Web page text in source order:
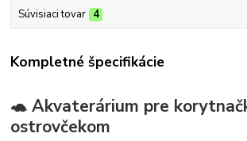
Súvisiaci tovar 4
Kompletné špecifikácie
🐢 Akvaterárium pre
ostrovčekom